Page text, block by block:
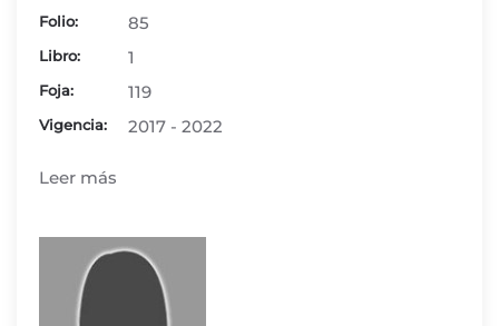
Folio: 85
Libro: 1
Foja: 119
Vigencia: 2017 - 2022
Leer más